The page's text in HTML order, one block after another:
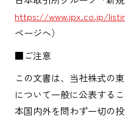
https://www.jpx.co.jp/
ページへ）
■ご注意
この文書は、当社株式の
について一般に公表する
本国内外を問わず一切の